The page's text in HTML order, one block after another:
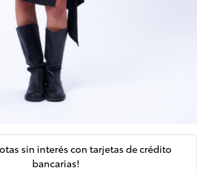
sin interés con tarjetas de crédito
bancarias!